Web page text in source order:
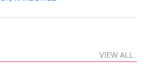
VIEW ALL